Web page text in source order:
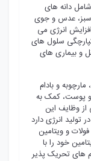
شامل دانه های
سبز، عدس و جوی
و افزایش انرژی می
سلول های
و بیماری های
مارچوبه و بادام
پوست، کمک به
از وظایف این
انرژی دارد
و ویتامین
خود را با
های تحریک پذیر